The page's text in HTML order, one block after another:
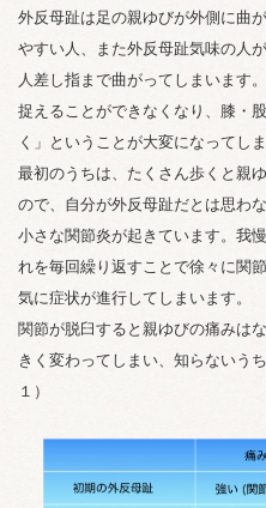
外反母趾は足の親ゆびが外側に曲
やすい人、また外反母趾気味の人
人差し指まで曲がってしまいます
捉えることができなくなり、膝・
く」ということが大変になってしま
最初のうちは、たくさん歩くと親
ので、自分が外反母趾だとは思わ
小さな関節炎が起きています。我
れを毎回繰り返すことで徐々に関
気に症状が進行してしまいます。
関節が脱臼すると親ゆびの痛みは
きく変わってしまい、知らないう
１）